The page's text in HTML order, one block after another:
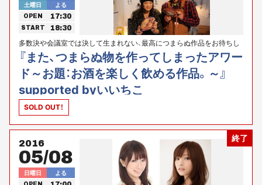
土曜日 よる
OPEN 17:30
START 18:30
多数決や会議室では決して生まれない、最高につまらぬ作品をお待ちし
ております！！
『また、つまらぬ物を作ってしまったアワー
ド～お題：お酒を楽しく飲める作品。～』
supported byいいちこ
SOLD OUT！
終了
2016
05/08
日曜日 よる